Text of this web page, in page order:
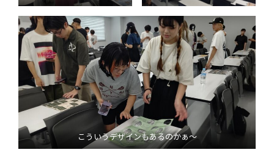
こういうデザインもあるのかぁ～